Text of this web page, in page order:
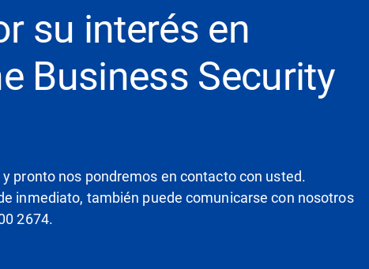
su interés en
Business Security
pronto nos pondremos en contacto con usted.
inmediato, también puede comunicarse con nosotros
2674.